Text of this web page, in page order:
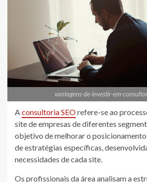
vantagens-de-investir-em-
Aconsultoria SEOrefere-se ao
site de empresas de diferentes
objetivo de melhorar o
de estratégias específicas,
necessidades de cada site.
Os profissionais da área analisam a